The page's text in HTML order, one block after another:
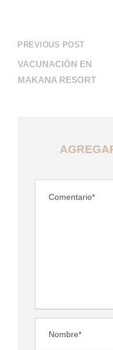
PREVIOUS POST
VACUNACIÓN EN
MAKANA RESORT